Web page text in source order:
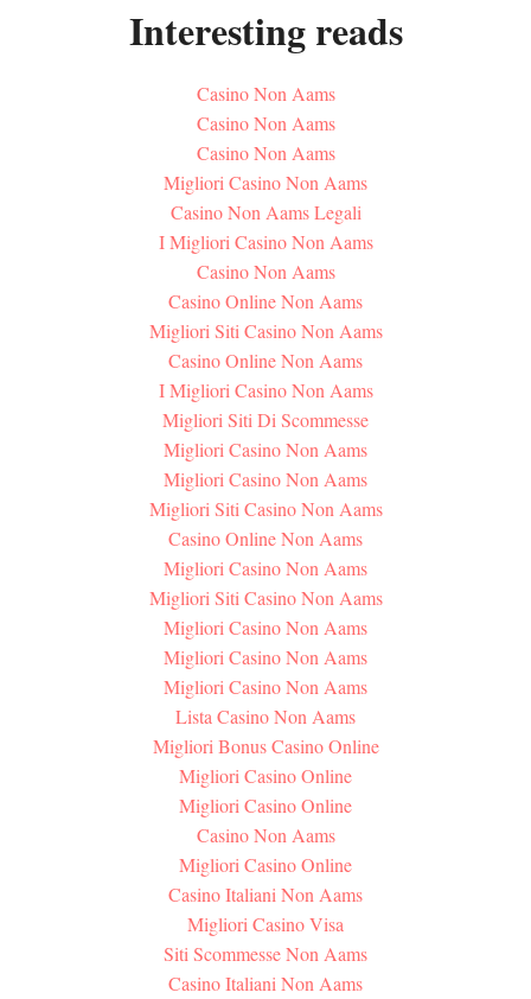
Interesting reads
Casino Non Aams
Casino Non Aams
Casino Non Aams
Migliori Casino Non Aams
Casino Non Aams Legali
I Migliori Casino Non Aams
Casino Non Aams
Casino Online Non Aams
Migliori Siti Casino Non Aams
Casino Online Non Aams
I Migliori Casino Non Aams
Migliori Siti Di Scommesse
Migliori Casino Non Aams
Migliori Casino Non Aams
Migliori Siti Casino Non Aams
Casino Online Non Aams
Migliori Casino Non Aams
Migliori Siti Casino Non Aams
Migliori Casino Non Aams
Migliori Casino Non Aams
Migliori Casino Non Aams
Lista Casino Non Aams
Migliori Bonus Casino Online
Migliori Casino Online
Migliori Casino Online
Casino Non Aams
Migliori Casino Online
Casino Italiani Non Aams
Migliori Casino Visa
Siti Scommesse Non Aams
Casino Italiani Non Aams